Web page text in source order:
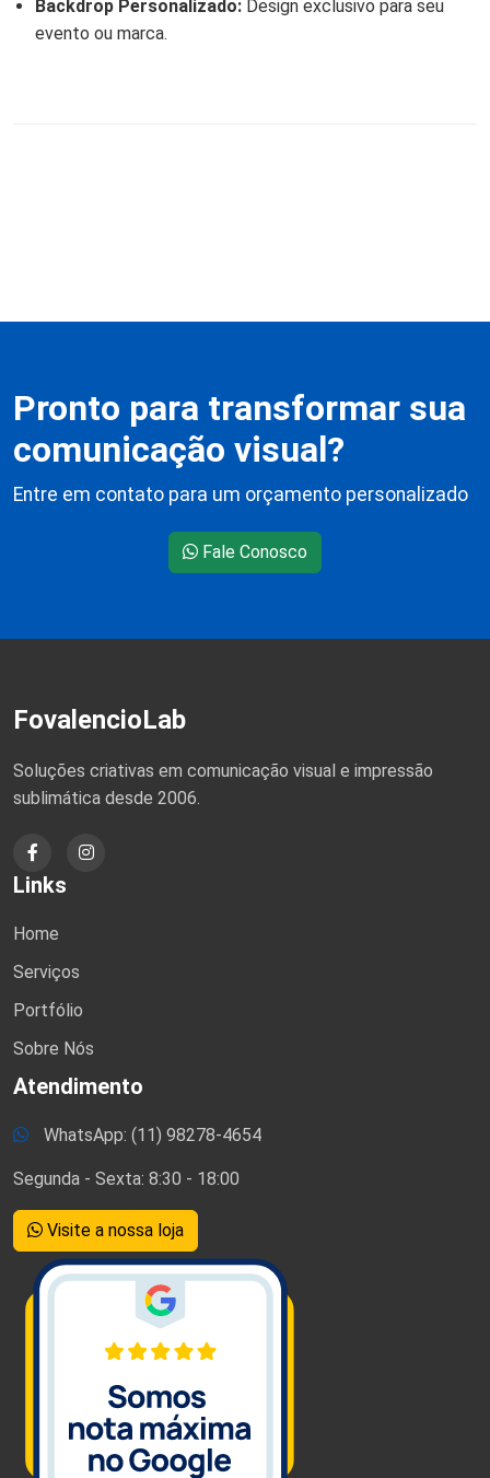
Backdrop Personalizado: Design exclusivo para seu
evento ou marca.
Pronto para transformar sua
comunicação visual?
Entre em contato para um orçamento personalizado
Fale Conosco
FovalencioLab
Soluções criativas em comunicação visual e impressão
sublimática desde 2006.
Links
Home
Serviços
Portfólio
Sobre Nós
Atendimento
WhatsApp: (11) 98278-4654
Segunda - Sexta: 8:30 - 18:00
Visite a nossa loja